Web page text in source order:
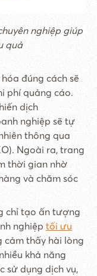
nghiệp giúp
quả
đúng cách sẽ
phí quảng cáo.
dịch
nghiệp sẽ tự
thông qua
Ngoài ra, trang
thời gian nhờ
và chăm sóc
chỉ tạo ấn tượng
nghiệp tối ưu
cảm thấy hài lòng
khả năng
sử dụng dịch vụ,